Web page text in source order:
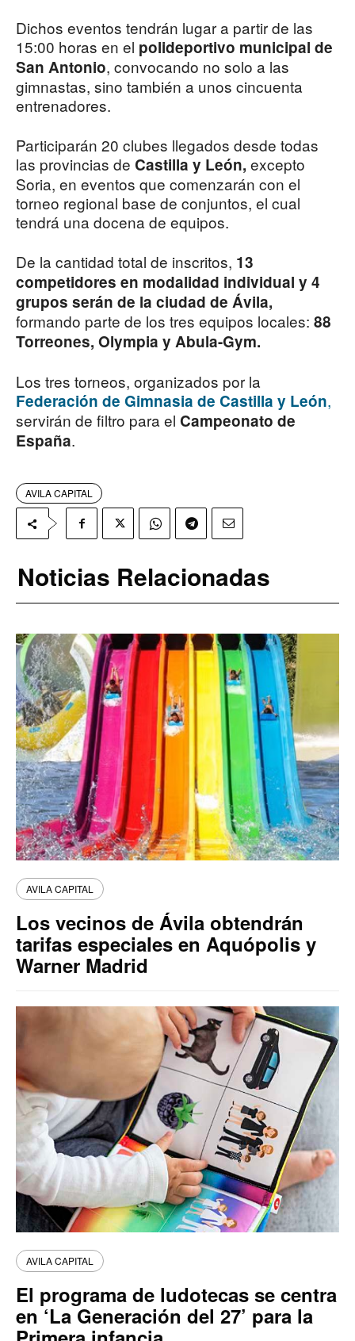
Dichos eventos tendrán lugar a partir de las
15:00 horas en el polideportivo municipal de
San Antonio, convocando no solo a las
gimnastas, sino también a unos cincuenta
entrenadores.
Participarán 20 clubes llegados desde todas
las provincias de Castilla y León, excepto
Soria, en eventos que comenzarán con el
torneo regional base de conjuntos, el cual
tendrá una docena de equipos.
De la cantidad total de inscritos, 13
competidores en modalidad individual y 4
grupos serán de la ciudad de Ávila,
formando parte de los tres equipos locales: 88
Torreones, Olympia y Abula-Gym.
Los tres torneos, organizados por la
Federación de Gimnasia de Castilla y León,
servirán de filtro para el Campeonato de
España.
AVILA CAPITAL
Noticias Relacionadas
AVILA CAPITAL
Los vecinos de Ávila obtendrán
tarifas especiales en Aquópolis y
Warner Madrid
AVILA CAPITAL
El programa de ludotecas se centra
en ‘La Generación del 27’ para la